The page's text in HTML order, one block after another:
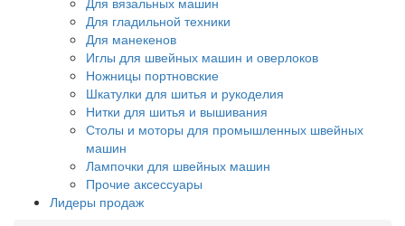
Для гладильной техники
Для манекенов
Иглы для швейных машин и оверлоков
Ножницы портновские
Шкатулки для шитья и рукоделия
Нитки для шитья и вышивания
Столы и моторы для промышленных швейных
машин
Лампочки для швейных машин
Прочие аксессуары
Лидеры продаж